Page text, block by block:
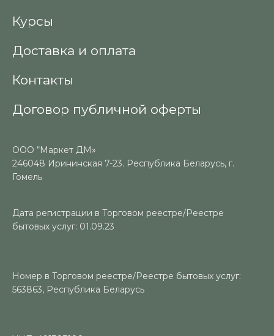
Курсы
Доставка и оплата
Контакты
Договор публичной оферты
ООО “Маркет ДМ»
246048 Ирининская 7-23. Республика Беларусь, г.
Гомель
Дата регистрации в Торговом реестре/Реестре
бытовых услуг: 01.09.23
Номер в Торговом реестре/Реестре бытовых услуг:
563863, Республика Беларусь